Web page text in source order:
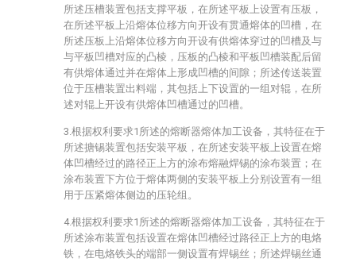
所述压槽装置包括支撑平板，在所述平板上设置有压板，
在所述平板上沿熔体位移方向开设有贯通熔体的凹槽，在
所述压板上沿熔体位移方向开设有供熔体穿过的凹槽及与
与平板凹槽对应的凸棱，压板的凸棱和平板凹槽装配后留
有供熔体通过并在熔体上形成凹槽的间隙；所述传送装置
位于压槽装置出料端，其包括上下设置的一组对辊，在所
述对辊上开设有供熔体凹槽通过的凹槽。
3.根据权利要求1所述的熔断器熔体加工设备，其特征在于
所述搪锡装置包括安装平板，在所述安装平板上设置在熔
体凹槽经过的路径正上方的涂布熔融焊锡的涂布装置；在
涂布装置下方位于熔体两侧的安装平板上分别设置有一组
用于压紧熔体侧边的压轮组。
4.根据权利要求1所述的熔断器熔体加工设备，其特征在于
所述涂布装置包括设置在熔体凹槽经过路径正上方的电烙
铁，在电烙铁头的端部一侧设置有焊锡丝；所述焊锡丝通